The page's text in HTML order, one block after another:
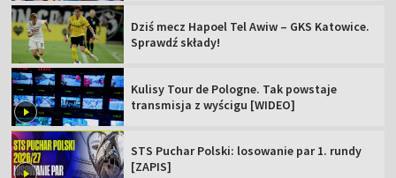
Dziś mecz Hapoel Tel Awiw – GKS Katowice.
Sprawdź składy!
Kulisy Tour de Pologne. Tak powstaje
transmisja z wyścigu [WIDEO]
STS Puchar Polski: losowanie par 1. rundy
[ZAPIS]